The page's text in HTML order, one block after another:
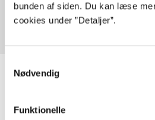
bunden af siden. Du kan læse
cookies under ”Detaljer”.
Nødvendig
Funktionelle
Artikler